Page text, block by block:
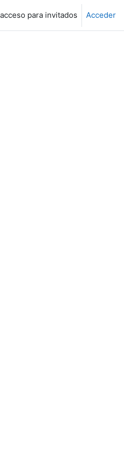
para invitados Acceder